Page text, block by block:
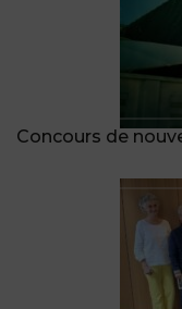
Concours de